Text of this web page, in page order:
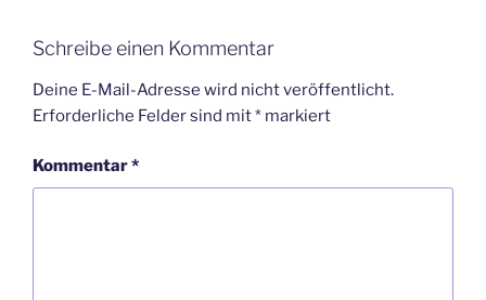
Schreibe einen Kommentar
Deine E-Mail-Adresse wird nicht veröffentlicht.
Erforderliche Felder sind mit* markiert
Kommentar*